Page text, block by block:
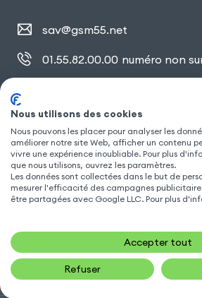
sav@gsm55.net
01.55.82.00.00 numéro non
SUIVEZ NOUS
Nous utilisons des cookies
Nous pouvons les placer pour analyser les
améliorer notre site Web, afficher un contenu
vivre une expérience inoubliable. Pour plus
que nous utilisons, ouvrez les paramètres.
Les données sont collectées dans le but de
mesurer l'efficacité des campagnes
être partagées avec Google LLC. Pour plus
Accepter tout
Refuser